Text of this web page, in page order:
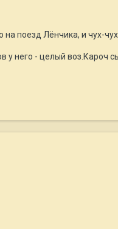
поезд Лёнчика, и чух-
него - целый воз.Кароч